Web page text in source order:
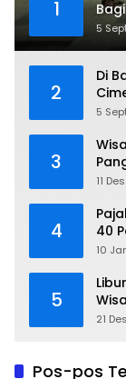
1
5
2
Di
5
3
11
4
40
10
5
21
Pos-pos